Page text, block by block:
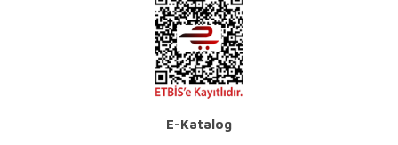
E-Katalog